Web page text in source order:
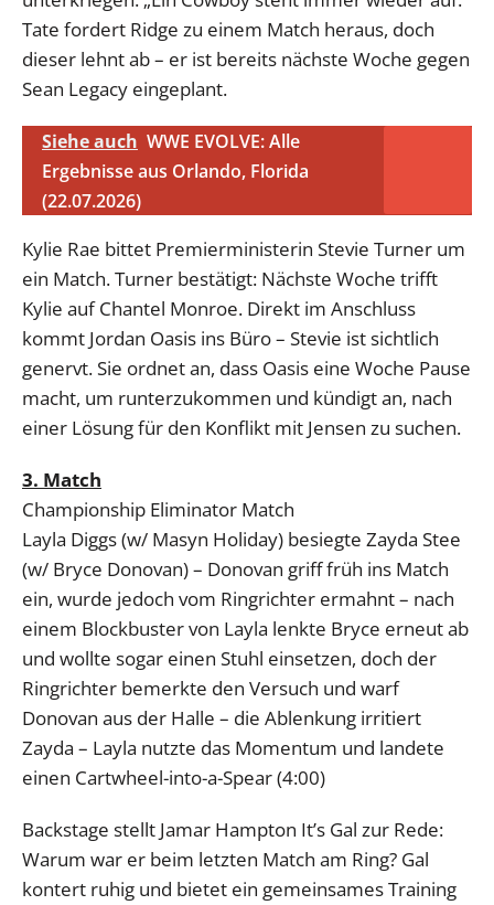
Tate fordert Ridge zu einem Match heraus, doch
dieser lehnt ab – er ist bereits nächste Woche gegen
Sean Legacy eingeplant.
Siehe auch WWE EVOLVE: Alle
Ergebnisse aus Orlando, Florida
(22.07.2026)
Kylie Rae bittet Premierministerin Stevie Turner um
ein Match. Turner bestätigt: Nächste Woche trifft
Kylie auf Chantel Monroe. Direkt im Anschluss
kommt Jordan Oasis ins Büro – Stevie ist sichtlich
genervt. Sie ordnet an, dass Oasis eine Woche Pause
macht, um runterzukommen und kündigt an, nach
einer Lösung für den Konflikt mit Jensen zu suchen.
3. Match
Championship Eliminator Match
Layla Diggs (w/ Masyn Holiday) besiegte Zayda Stee
(w/ Bryce Donovan) – Donovan griff früh ins Match
ein, wurde jedoch vom Ringrichter ermahnt – nach
einem Blockbuster von Layla lenkte Bryce erneut ab
und wollte sogar einen Stuhl einsetzen, doch der
Ringrichter bemerkte den Versuch und warf
Donovan aus der Halle – die Ablenkung irritiert
Zayda – Layla nutzte das Momentum und landete
einen Cartwheel-into-a-Spear (4:00)
Backstage stellt Jamar Hampton It’s Gal zur Rede:
Warum war er beim letzten Match am Ring? Gal
kontert ruhig und bietet ein gemeinsames Training